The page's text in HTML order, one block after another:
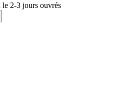
2-3 jours ouvrés